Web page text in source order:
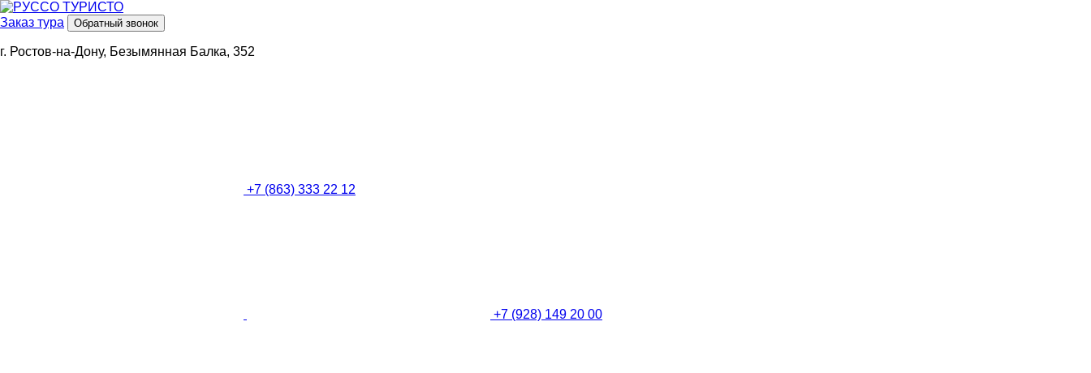
Заказ тура Обратный звонок
г. Ростов-на-Дону, Безымянная Балка, 352
+7 (863) 333 22 12
+7 (928) 149 20 00